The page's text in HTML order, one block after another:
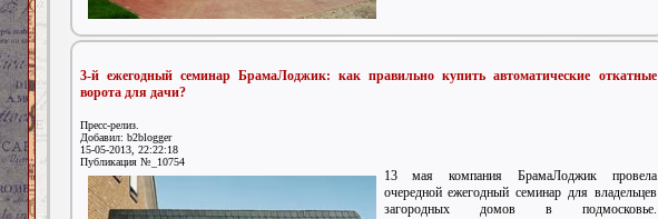
3-й ежегодный семинар БрамаЛоджик: как правильно купить автоматические откатные
ворота для дачи?
Пресс-релиз.
Добавил: b2blogger
15-05-2013, 22:22:18
Публикация №_10754
13 мая компания БрамаЛоджик провела
очередной ежегодный семинар для владельцев
загородных домов в подмосковье.